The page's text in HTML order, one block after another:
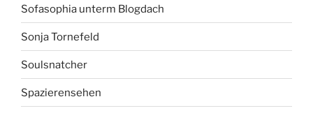
Sofasophia unterm Blogdach
Sonja Tornefeld
Soulsnatcher
Spazierensehen